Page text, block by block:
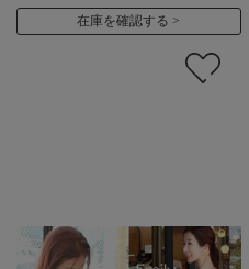
在庫を確認する